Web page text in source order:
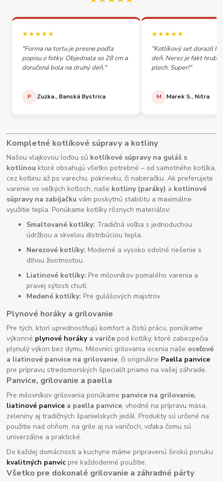
★★★★★
"Forma na tortu je presne podľa
popisu o fotky. Objednala so 28 cm a
doručená bola na druhý deň."
P Zuzka., Banská Bystrica
★★★★★
"Kotlíkový set dorazil
deň. Nerez je fakt
plech. Super!"
M Marek S., Nitra
Kompletné kotlíkové súpravy a kotliny
Našou vlajkovou loďou sú kotlíkové súpravy na guláš s
kotlinou ktoré obsahujú všetko potrebné – od samotného kotlíka,
cez kotlinu až po varechu, pokrievku, či naberačku. Ak preferujete
varenie vo veľkých kotloch, naše kotliny (paráky) a kotlinové
súpravy na zabíjačku vám poskytnú stabilitu a maximálne
využitie tepla. Ponúkame kotlíky rôznych materiálov:
Smaltované kotlíky: Tradičná voľba s jednoduchou
údržbou a skvelou distribúciou tepla.
Nerezové kotlíky: Moderné a vysoko odolné riešenie s
dlhou životnosťou.
Liatinové kotlíky: Pre milovníkov pomalého varenia a
pravej sýtosti chutí.
Medené kotlíky: Pre gulášových majstrov
Plynové horáky a grilovanie
Pre tých, ktorí uprednostňujú komfort a čistú prácu, ponúkame
výkonné plynové horákya variče pod kotlíky, ktoré zabezpečia
plynulý výkon bez dymu. Milovníci grilovania ocenia naše oceľové
a liatinové panvice na grilovanie, či originálne Paella panvice
pre prípravu stredomorských špecialít priamo na vašej záhrade.
Panvice, grilovanie a paella
Pre milovníkov grilovania ponúkame panvice na grilovanie,
liatinové panvice a paella panvice, vhodné na prípravu mäsa,
zeleniny aj tradičných španielskych jedál. Produkty sú určené na
použitie nad ohňom, na grile aj na varičoch, vďaka čomu sú
univerzálne a praktické.
Do každej domácnosti a kuchyne máme pripravenú širokú ponuku
kvalitných panvíc pre každodenné použitie.
Všetko pre dokonalé grilovanie a záhradné párty